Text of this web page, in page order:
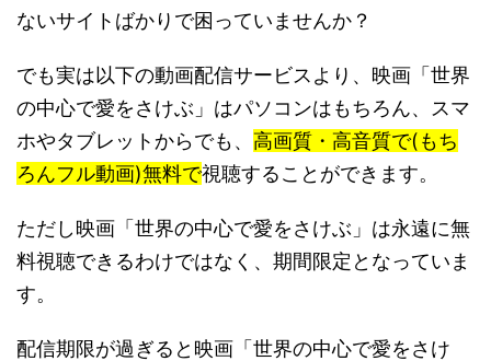
ないサイトばかりで困っていませんか？
でも実は以下の動画配信サービスより、映画「世界
の中心で愛をさけぶ」はパソコンはもちろん、スマ
ホやタブレットからでも、 高画質・高音質で(もち
ろんフル動画)無料で視聴することができます。
ただし映画「世界の中心で愛をさけぶ」は永遠に無
料視聴できるわけではなく、期間限定となっていま
す。
配信期限が過ぎると映画「世界の中心で愛をさけ